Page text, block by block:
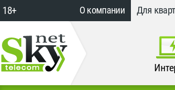
18+ О компании Для